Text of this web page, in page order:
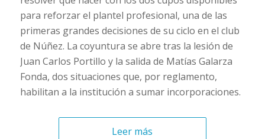
para reforzar el plantel profesional, una de las
primeras grandes decisiones de su ciclo en el club
de Núñez. La coyuntura se abre tras la lesión de
Juan Carlos Portillo y la salida de Matías Galarza
Fonda, dos situaciones que, por reglamento,
habilitan a la institución a sumar incorporaciones.
Leer más